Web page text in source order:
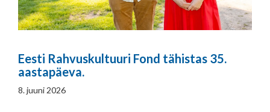
Eesti Rahvuskultuuri Fond tähistas 35.
aastapäeva.
8. juuni 2026